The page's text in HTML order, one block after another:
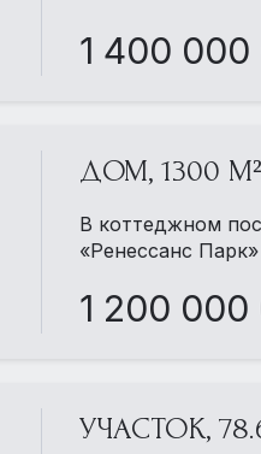
1 400
ДОМ, 1300 М²
В коттеджном
«Ренессанс Парк»
1 200
УЧАСТОК,